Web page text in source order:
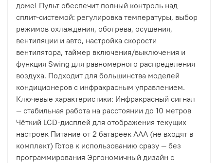
доме! Пульт обеспечит полный контроль над
сплит-системой: регулировка температуры, выбор
режимов охлаждения, обогрева, осушения,
вентиляции и авто, настройка скорости
вентилятора, таймер включения/выключения и
функция Swing для равномерного распределения
воздуха. Подходит для большинства моделей
кондиционеров с инфракрасным управлением.
Ключевые характеристики: Инфракрасный сигнал
— стабильная работа на расстоянии до 10 метров
Чёткий LCD-дисплей для отображения текущих
настроек Питание от 2 батареек AAA (не входят в
комплект) Готов к использованию сразу — без
программирования Эргономичный дизайн с